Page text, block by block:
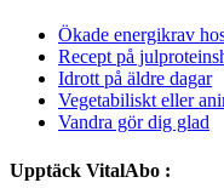
Ökade energikrav
Recept på
Idrott på äldre dagar
Vegetabiliskt eller
Vandra gör dig glad
Upptäck VitalAbo :